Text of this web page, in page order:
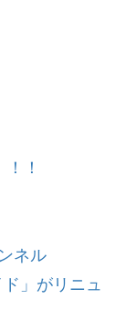
！
ネル
」がリニュ